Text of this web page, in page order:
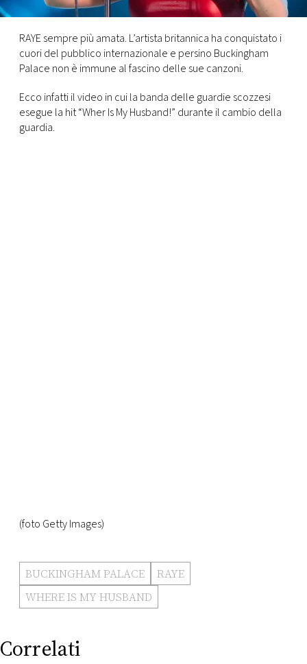
DI
MONACO
RMC
CONSIGLIA
RAYE sempre più amata. L’artista britannica ha conquistato i
cuori del pubblico internazionale e persino Buckingham
Palace non è immune al fascino delle sue canzoni.
Ecco infatti il video in cui la banda delle guardie scozzesi
esegue la hit “Wher Is My Husband!” durante il cambio della
guardia.
(foto Getty Images)
BUCKINGHAM PALACE
RAYE
WHERE IS MY HUSBAND
Correlati